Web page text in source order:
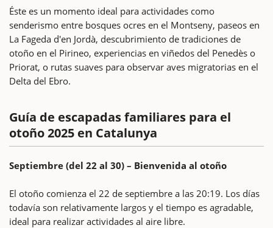
Éste es un momento ideal para actividades como
senderismo entre bosques ocres en el Montseny, paseos en
La Fageda d'en Jordà, descubrimiento de tradiciones de
otoño en el Pirineo, experiencias en viñedos del Penedès o
Priorat, o rutas suaves para observar aves migratorias en el
Delta del Ebro.
Guía de escapadas familiares para el
otoño 2025 en Catalunya
Septiembre (del 22 al 30) – Bienvenida al otoño
El otoño comienza el 22 de septiembre a las 20:19. Los días
todavía son relativamente largos y el tiempo es agradable,
ideal para realizar actividades al aire libre.